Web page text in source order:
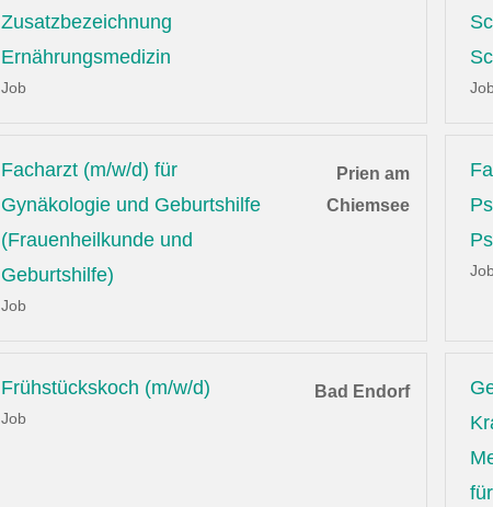
Zusatzbezeichnung
Ernährungsmedizin
Job
Facharzt (m/w/d) für
Gynäkologie und Geburtshilfe
(Frauenheilkunde und
Geburtshilfe)
Job
Prien am
Chiemsee
Frühstückskoch (m/w/d)
Job
Bad Endorf